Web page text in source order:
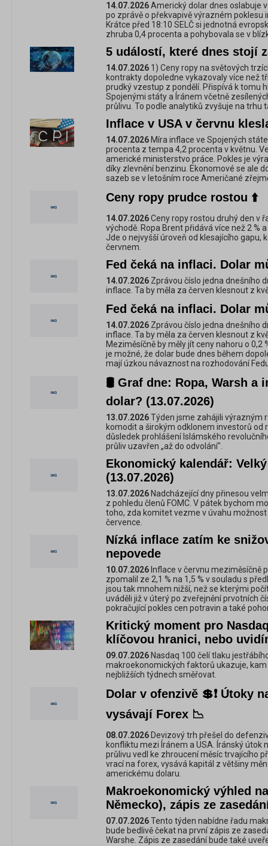
14.07.2026Americký dolar dnes oslabuje
po zprávě o překvapivě výrazném poklesu
Krátce před 18:10 SELČ si jednotná
zhruba 0,4 procenta a pohybovala se v
5 událostí, které dnes stojí
14.07.2026 1) Ceny ropy na světových
kontrakty dopoledne vykazovaly více než
prudký vzestup z pondělí. Přispívá k tomu
Spojenými státy a Íránem včetně
průlivu. To podle analytiků zvyšuje na trhu
Inflace v USA v červnu
14.07.2026 Míra inflace ve Spojených
procenta z tempa 4,2 procenta v květnu.
americké ministerstvo práce. Pokles je
díky zlevnění benzinu. Ekonomové se ale
sazeb se v letošním roce Američané
Ceny ropy prudce rostou ⬆️
14.07.2026Ceny ropy rostou druhý den v
východě. Ropa Brent přidává více než 2 %
Jde o nejvyšší úroveň od klesajícího gapu,
červnem.
Fed čeká na inflaci. Dolar
14.07.2026 Zprávou číslo jedna dnešního
inflace. Ta by měla za červen klesnout z
Fed čeká na inflaci. Dolar
14.07.2026 Zprávou číslo jedna dnešního
inflace. Ta by měla za červen klesnout z
Meziměsíčně by měly jít ceny nahoru o 0,2
je možné, že dolar bude dnes během
mají úzkou návaznost na rozhodování
🛢️ Graf dne: Ropa, Warsh a
dolar? (13.07.2026)
13.07.2026Týden jsme zahájili výrazným
komodit a širokým odklonem investorů od
důsledek prohlášení Islámského
průliv uzavřen „až do odvolání".
Ekonomický kalendář:
(13.07.2026)
13.07.2026 Nadcházející dny přinesou
z pohledu členů FOMC. V pátek bychom
toho, zda komitet vezme v úvahu
července.
Nízká inflace zatím ke
nepovede
10.07.2026 Inflace v červnu meziměsíčně
zpomalil ze 2,1 % na 1,5 % v souladu s
jsou tak mnohem nižší, než se kterými
uváděli již v úterý po zveřejnění prvotních
pokračující pokles cen potravin a také
Kritický moment pro
klíčovou hranici, nebo
09.07.2026 Nasdaq 100 čelí tlaku
makroekonomických faktorů ukazuje,
nejbližších týdnech směřovat.
Dolar v ofenzivě 💲❗️ Útoky
vysávají Forex 📉
08.07.2026 Devizový trh přešel do
konfliktu mezi Íránem a USA. Íránský útok
průlivu vedl ke zhroucení měsíc trvajícího
vrací na forex, vysává kapitál z většiny
americkému dolaru.
Makroekonomický výhled
Německo), zápis ze
07.07.2026Tento týden nabídne řadu
bude bedlivě čekat na první zápis ze
Warshe. Zápis ze zasedání bude také